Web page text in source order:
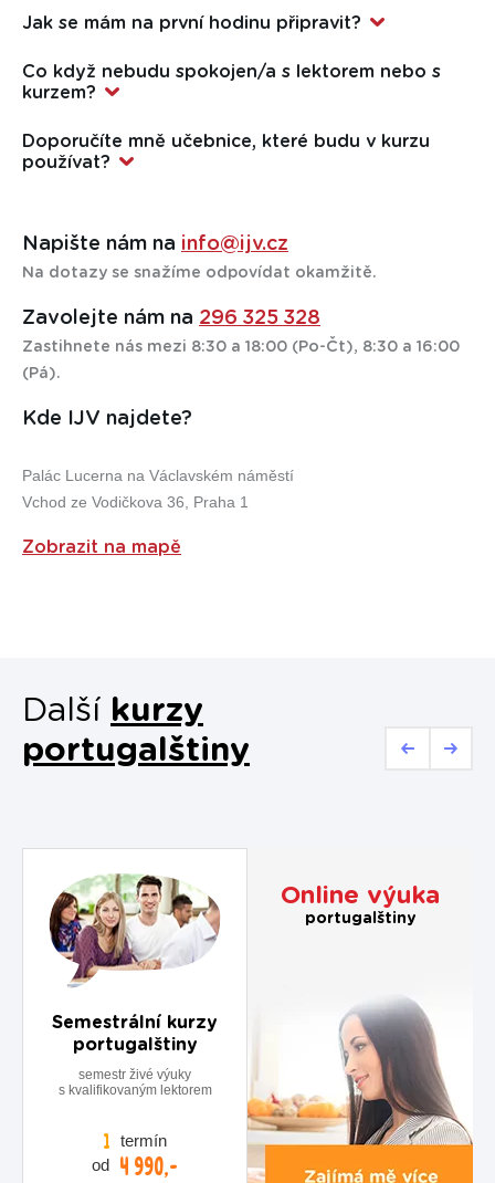
vysvětlovat, nikomu se omlouvat. Pokud zrovna nemáte
signál, bez výčitek zavolejte. O všechno se postaráme.
Platit můžete kartou online, bankovním převodem nebo
v hotovosti či kartou přímo v IJV. Pro vašeho zaměstnavatele
připravíme fakturu nebo můžete využít některý program
Jak se mám na první hodinu připravit?
Nijak! Jen přijďte pozitivně naladění a s chutí se učit a naučit.
Co když nebudu spokojen/a s lektorem nebo s
kurzem?
číslo jedna zní: komunikujte s námi! Nenechávejte si nic pro
Popovídáme si, rozebereme vaše připomínky a když se
domluvíme, přesuneme vás do jiného kurzu nebo nabídneme
přidáme nějaký dárek jako naši omluvu.
Doporučíte mně učebnice, které budu v kurzu
používat?
obchodech.
Napište nám na info@ijv.cz
Na dotazy se snažíme odpovídat okamžitě.
Zavolejte nám na 296 325 328
Zastihnete nás mezi 8:30 a 18:00 (Po-Čt), 8:30 a 16:00
(Pá).
Kde IJV najdete?
Palác Lucerna na Václavském náměstí
Vchod ze Vodičkova 36, Praha 1
Zobrazit na mapě
Další kurzy
portugalštiny
Semestrální kurzy
portugalštiny
semestr živé výuky
s kvalifikovaným lektorem
1 termín
od
4 990,-
Online výuka
portugalštiny